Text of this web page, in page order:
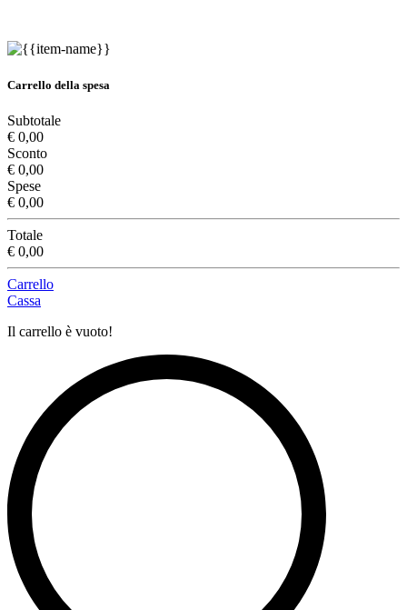
Carrello della spesa
Subtotale
€ 0,00
Sconto
€ 0,00
Spese
€ 0,00
Totale
€ 0,00
Carrello
Cassa
Il carrello è vuoto!